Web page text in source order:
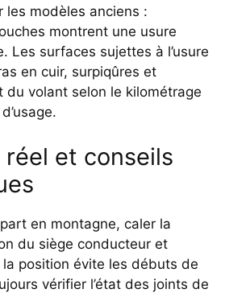
les modèles anciens :
montrent une usure
Les surfaces sujettes à l’usure
en cuir, surpiqûres et
du volant selon le kilométrage
réel et conseils
en montagne, caler la
du siège conducteur et
position évite les débuts de
vérifier l’état des joints de